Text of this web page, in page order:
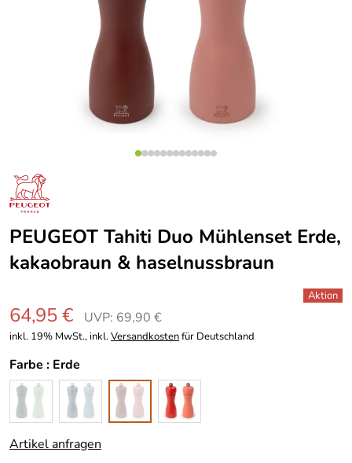
PEUGEOT Tahiti Duo Mühlenset Erde,
kakaobraun & haselnussbraun
64,95 € UVP: 69,90 €
inkl. 19% MwSt., inkl.Versandkostenfür Deutschland
Farbe : Erde
Artikel anfragen